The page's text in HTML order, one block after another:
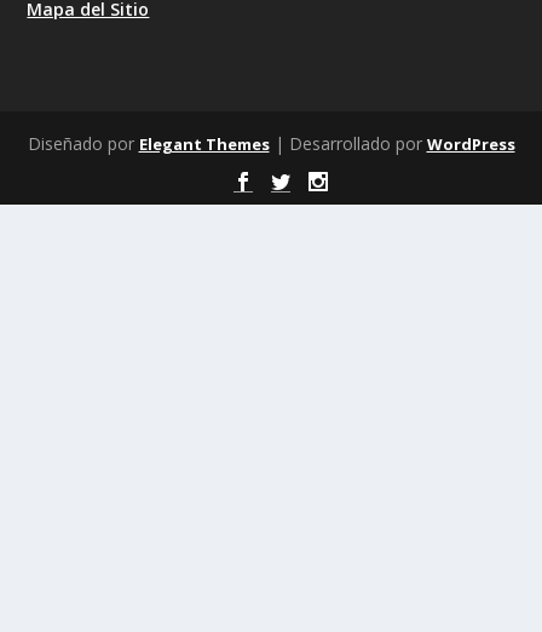
Mapa del Sitio
Diseñado por Elegant Themes| Desarrollado por WordPress